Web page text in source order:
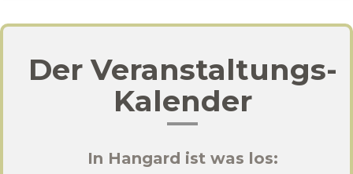
Der Veranstaltungs-
Kalender
In Hangard ist was los: